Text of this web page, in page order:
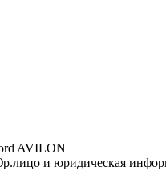
AVILON
и юридическая